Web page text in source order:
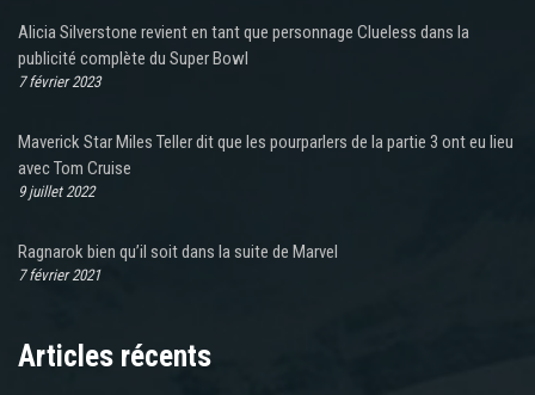
Alicia Silverstone revient en tant que personnage Clueless dans la
publicité complète du Super Bowl
7 février 2023
Maverick Star Miles Teller dit que les pourparlers de la partie 3 ont eu lieu
avec Tom Cruise
9 juillet 2022
Ragnarok bien qu’il soit dans la suite de Marvel
7 février 2021
Articles récents